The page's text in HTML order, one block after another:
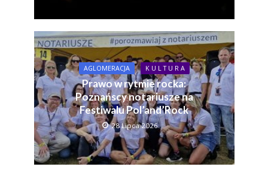
AGLOMERACJA K U L T U R A
Prawo w rytmie rocka:
Poznańscy notariusze na
Festiwalu Pol’and’Rock
28 Lipca 2026